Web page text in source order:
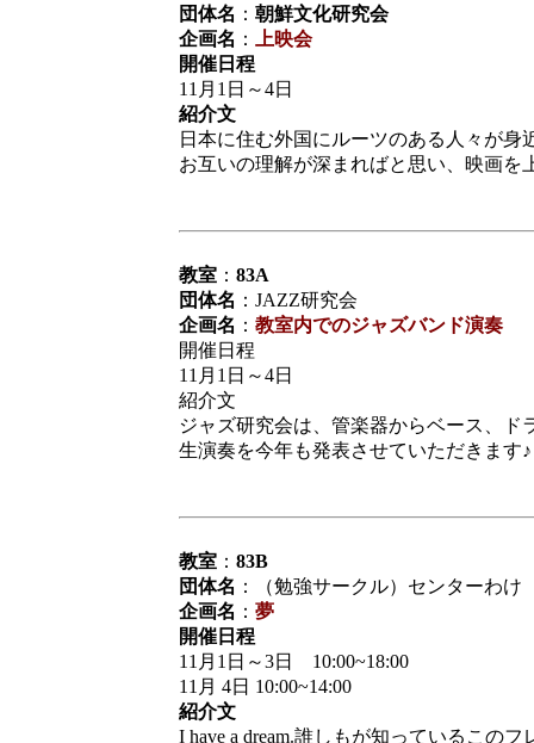
団体名 ： 朝鮮文化研究会
企画名 ：
上映会
開催日程
11月1日～4日
紹介文
日本に住む外国にルーツのある人々が
お互いの理解が深まればと思い、映画を
教室 ： 83A
団体名 ：JAZZ研究会
企画名 ： 教室内でのジャズバンド演奏
開催日程
11月1日～4日
紹介文
ジャズ研究会は、管楽器からベース、
生演奏を今年も発表させていただきます
教室 ： 83B
団体名 ：（勉強サークル）センターわけ
企画名 ： 夢
開催日程
11月1日～3日 10:00~18:00
11月 4日 10:00~14:00
紹介文
I have a dream.誰しもが知っているこの